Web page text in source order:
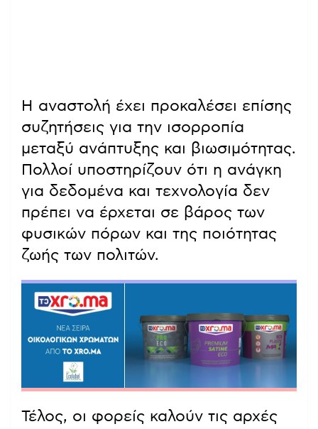
Η αναστολή έχει προκαλέσει επίσης
συζητήσεις για την ισορροπία
μεταξύ ανάπτυξης και βιωσιμότητας.
Πολλοί υποστηρίζουν ότι η ανάγκη
για δεδομένα και τεχνολογία δεν
πρέπει να έρχεται σε βάρος των
φυσικών πόρων και της ποιότητας
ζωής των πολιτών.
Τέλος, οι φορείς καλούν τις αρχές